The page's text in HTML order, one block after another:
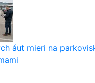
áut mieri na